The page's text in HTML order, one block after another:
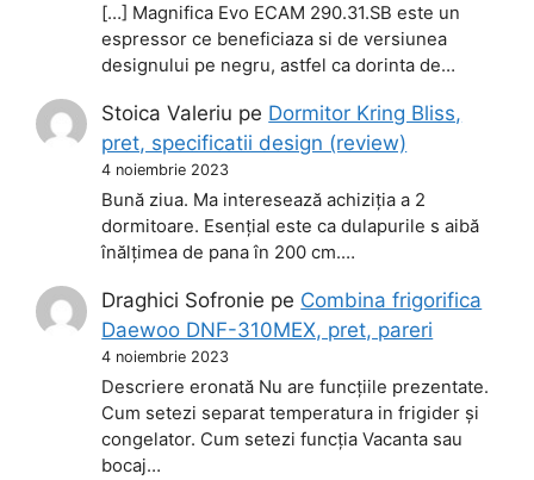
[…] Magnifica Evo ECAM 290.31.SB este un
espressor ce beneficiaza si de versiunea
designului pe negru, astfel ca dorinta de…
Stoica Valeriu pe Dormitor Kring Bliss,
pret, specificatii design (review)
4 noiembrie 2023
Bună ziua. Ma interesează achiziția a 2
dormitoare. Esențial este ca dulapurile s aibă
înălțimea de pana în 200 cm.…
Draghici Sofronie pe Combina frigorifica
Daewoo DNF-310MEX, pret, pareri
4 noiembrie 2023
Descriere eronată Nu are funcțiile prezentate.
Cum setezi separat temperatura in frigider și
congelator. Cum setezi funcția Vacanta sau
bocaj…